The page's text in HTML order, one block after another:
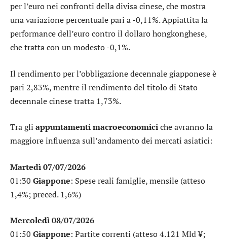
per l’euro nei confronti della divisa cinese, che mostra
una variazione percentuale pari a -0,11%. Appiattita la
performance dell’euro contro il dollaro hongkonghese,
che tratta con un modesto -0,1%.
Il rendimento per l’obbligazione decennale giapponeseè
pari 2,83%, mentre il rendimento del titolo di Stato
decennale cinesetratta 1,73%.
Tra gli appuntamenti macroeconomiciche avranno la
maggiore influenza sull’andamento dei mercati asiatici:
Martedì 07/07/2026
01:30 Giappone: Spese reali famiglie, mensile (atteso
1,4%; preced. 1,6%)
Mercoledì 08/07/2026
01:50 Giappone: Partite correnti (atteso 4.121 Mld ¥;